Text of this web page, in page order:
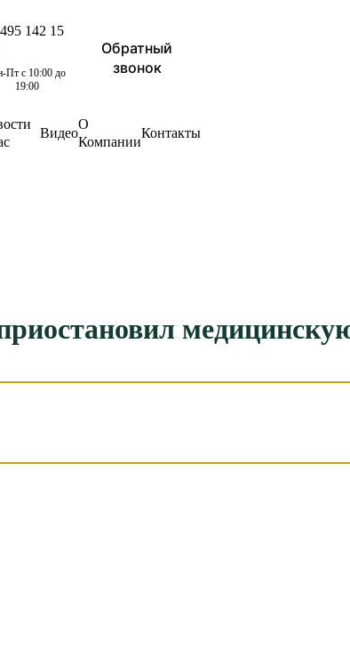
142 15
Пт с 10:00 до
19:00
Обратный
звонок
Видео
О
Компании
Контакты